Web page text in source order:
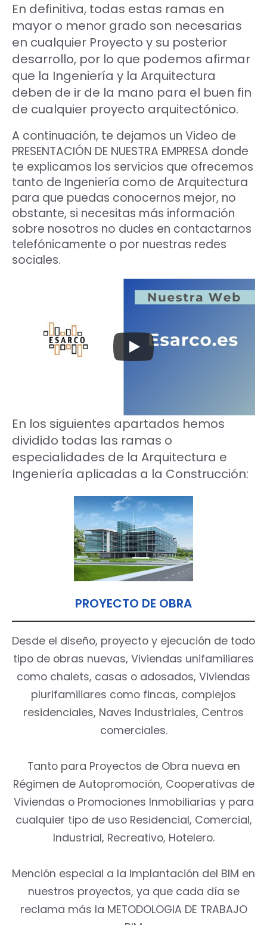
En definitiva, todas estas ramas en
mayor o menor grado son necesarias
en cualquier Proyecto y su posterior
desarrollo, por lo que podemos afirmar
que la Ingeniería y la Arquitectura
deben de ir de la mano para el buen fin
de cualquier proyecto arquitectónico.
A continuación, te dejamos un Video de
PRESENTACIÓN DE NUESTRA EMPRESA donde
te explicamos los servicios que ofrecemos
tanto de Ingeniería como de Arquitectura
para que puedas conocernos mejor, no
obstante, si necesitas más información
sobre nosotros no dudes en contactarnos
telefónicamente o por nuestras redes
sociales.
En los siguientes apartados hemos
dividido todas las ramas o
especialidades de la Arquitectura e
Ingeniería aplicadas a la Construcción:
PROYECTO DE OBRA
Desde el diseño, proyecto y ejecución de todo
tipo de obras nuevas, Viviendas unifamiliares
como chalets, casas o adosados, Viviendas
plurifamiliares como fincas, complejos
residenciales, Naves Industriales, Centros
comerciales.
Tanto para Proyectos de Obra nueva en
Régimen de Autopromoción, Cooperativas de
Viviendas o Promociones Inmobiliarias y para
cualquier tipo de uso Residencial, Comercial,
Industrial, Recreativo, Hotelero.
Mención especial a la Implantación del BIM en
nuestros proyectos, ya que cada día se
reclama más la METODOLOGIA DE TRABAJO